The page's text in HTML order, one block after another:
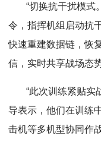
“切换抗干扰模式
令，指挥机组启动抗
快速重建数据链，恢
信，实时共享战场态势
“此次训练紧贴实
导表示，他们在训练
击机等多机型协同作